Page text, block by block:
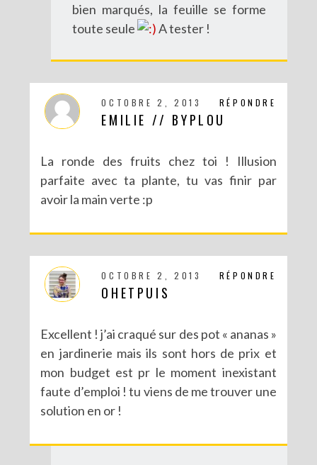
bien marqués, la feuille se forme
toute seule
A tester !
RÉPONDRE
OCTOBRE 2, 2013
EMILIE // BYPLOU
La ronde des fruits chez toi ! Illusion
parfaite avec ta plante, tu vas finir par
avoir la main verte :p
RÉPONDRE
OCTOBRE 2, 2013
OHETPUIS
Excellent ! j’ai craqué sur des pot « ananas »
en jardinerie mais ils sont hors de prix et
mon budget est pr le moment inexistant
faute d’emploi ! tu viens de me trouver une
solution en or !